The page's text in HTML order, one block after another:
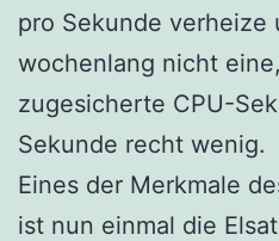
pro Sekunde verheize
wochenlang nicht
zugesicherte CPU-
Sekunde recht wenig.
Eines der Merkmale
ist nun einmal die